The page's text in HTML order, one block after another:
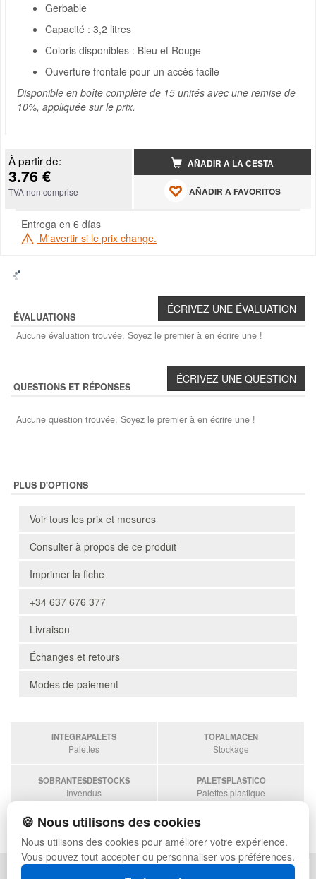
Gerbable
Capacité : 3,2 litres
Coloris disponibles : Bleu et Rouge
Ouverture frontale pour un accès facile
Disponible en boîte complète de 15 unités avec une remise de
10%, appliquée sur le prix.
À partir de:
3.76 €
TVA non comprise
AÑADIR A LA CESTA
AÑADIR A FAVORITOS
Entrega en 6 días
M'avertir si le prix change.
ÉVALUATIONS
Aucune évaluation trouvée. Soyez le premier à en écrire une !
QUESTIONS ET RÉPONSES
Aucune question trouvée. Soyez le premier à en écrire une !
PLUS D'OPTIONS
Voir tous les prix et mesures
Consulter à propos de ce produit
Imprimer la fiche
+34 637 676 377
Livraison
Échanges et retours
Modes de paiement
INTEGRAPALETS
Palettes
TOPALMACEN
Stockage
SOBRANTESDESTOCKS
Invendus
PALETSPLASTICO
Palettes plastique
ESTANTERIASKIT
Estanterias
🍪 Nous utilisons des cookies
Nous utilisons des cookies pour améliorer votre expérience.
Vous pouvez tout accepter ou personnaliser vos préférences.